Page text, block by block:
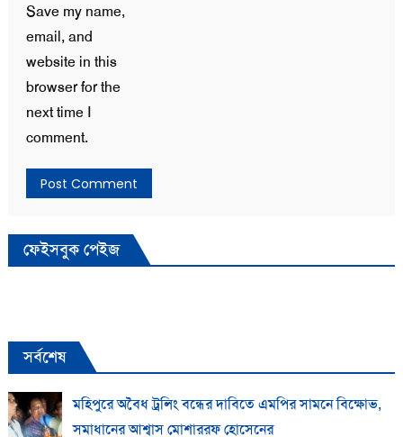
Save my name,
email, and
website in this
browser for the
next time I
comment.
ফেইসবুক পেইজ
সর্বশেষ
মহিপুরে অবৈধ ট্রলিং বন্ধের দাবিতে এমপির সামনে বিক্ষোভ,
সমাধানের আশ্বাস মোশাররফ হোসেনের